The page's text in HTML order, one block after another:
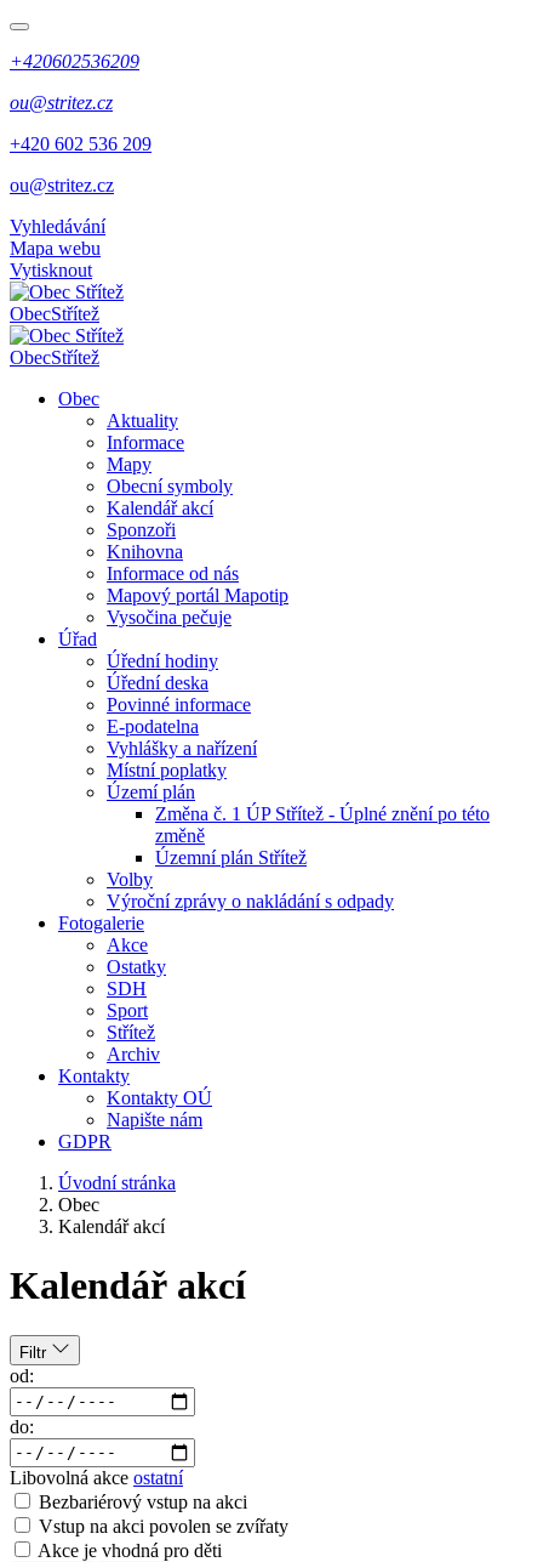
+420602536209
ou@stritez.cz
+420 602 536 209
ou@stritez.cz
Vyhledávání
Mapa webu
Vytisknout
ObecStřítež
ObecStřítež
Obec
Aktuality
Informace
Mapy
Obecní symboly
Kalendář akcí
Sponzoři
Knihovna
Informace od nás
Mapový portál Mapotip
Vysočina pečuje
Úřad
Úřední hodiny
Úřední deska
Povinné informace
E-podatelna
Vyhlášky a nařízení
Místní poplatky
Území plán
Změna č. 1 ÚP Střítež - Úplné znění po této
změně
Územní plán Střítež
Volby
Výroční zprávy o nakládání s odpady
Fotogalerie
Akce
Ostatky
SDH
Sport
Střítež
Archiv
Kontakty
Kontakty OÚ
Napište nám
GDPR
Úvodní stránka
Obec
Kalendář akcí
Kalendář akcí
Filtr
od:
do:
Libovolná akce ostatní
Bezbariérový vstup na akci
Vstup na akci povolen se zvířaty
Akce je vhodná pro děti